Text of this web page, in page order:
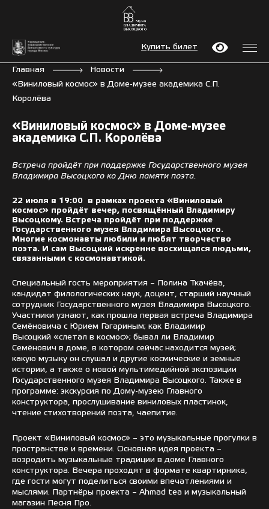
Купить билет
Главная
Новости
«Виниловый космос» в Доме-музее академика С.П.
Королёва
«Виниловый космос» в Доме-музее
академика С.П. Королёва
Встреча пройдёт при поддержке Государственного музея
Владимира Высоцкого ко Дню памяти поэта.
22 июля в 19:00 в рамках проекта «Виниловый
космос» пройдёт вечер, посвящённый Владимиру
Высоцкому. Встреча пройдёт при поддержке
Государственного музея Владимира Высоцкого.
Многие космонавты любили и любят творчество
поэта. И сам Высоцкий искренне восхищался людьми,
связанными с космонавтикой.
Специальный гость мероприятия – Полина Ткачёва,
кандидат филологических наук, доцент, старший научный
сотрудник Государственного музея Владимира Высоцкого.
Участники узнают, как прошла первая встреча Владимира
Семёновича с Юрием Гагариным; как Владимир
Высоцкий «слетал в космос»; бывал ли Владимир
Семёнович в доме, в котором сейчас находится музей;
какую музыку он слушал и другие космические и земные
истории, а также о новой мультимедийной экспозиции
Государственного музея Владимира Высоцкого. Также в
программе: экскурсия по Дому-музею Главного
конструктора, прослушивание виниловых пластинок,
чтение стихотворений поэта, чаепитие.
Проект «Виниловый космос» – это музыкальные прогулки в
пространстве и времени. Основная идея проекта –
возродить музыкальные традиции в доме Главного
конструктора. Вечера проходят в формате квартирника,
где гости могут поделиться своими впечатлениями и
мыслями. Партнёры проекта – Ahmad tea и музыкальный
магазин Песня Про.